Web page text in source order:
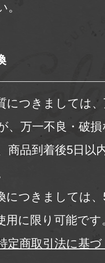
。
につきましては
、万一不良・破
商品到着後5日以
につきましては
用に限り可能です
定商取引法に基